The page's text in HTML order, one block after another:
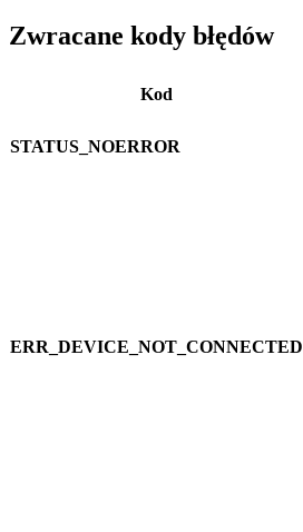
Zwracane kody błędów
Kod
STATUS_NOERROR
ERR_DEVICE_NOT_CONNECTED